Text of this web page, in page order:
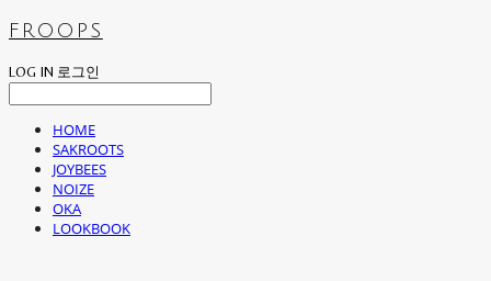
FROOPS
LOG IN 로그인
HOME
SAKROOTS
JOYBEES
NOIZE
OKA
LOOKBOOK